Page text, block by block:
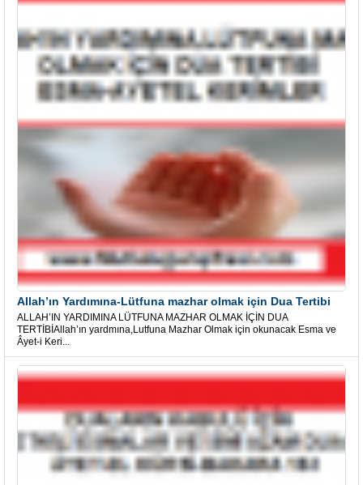
Allah’ın Yardımına-Lütfuna mazhar olmak için Dua Tertibi
ALLAH’IN YARDIMINA LÜTFUNA MAZHAR OLMAK İÇİN DUA
TERTİBİAllah’ın yardmına,Lutfuna Mazhar Olmak için okunacak Esma ve
Âyet-i Keri...